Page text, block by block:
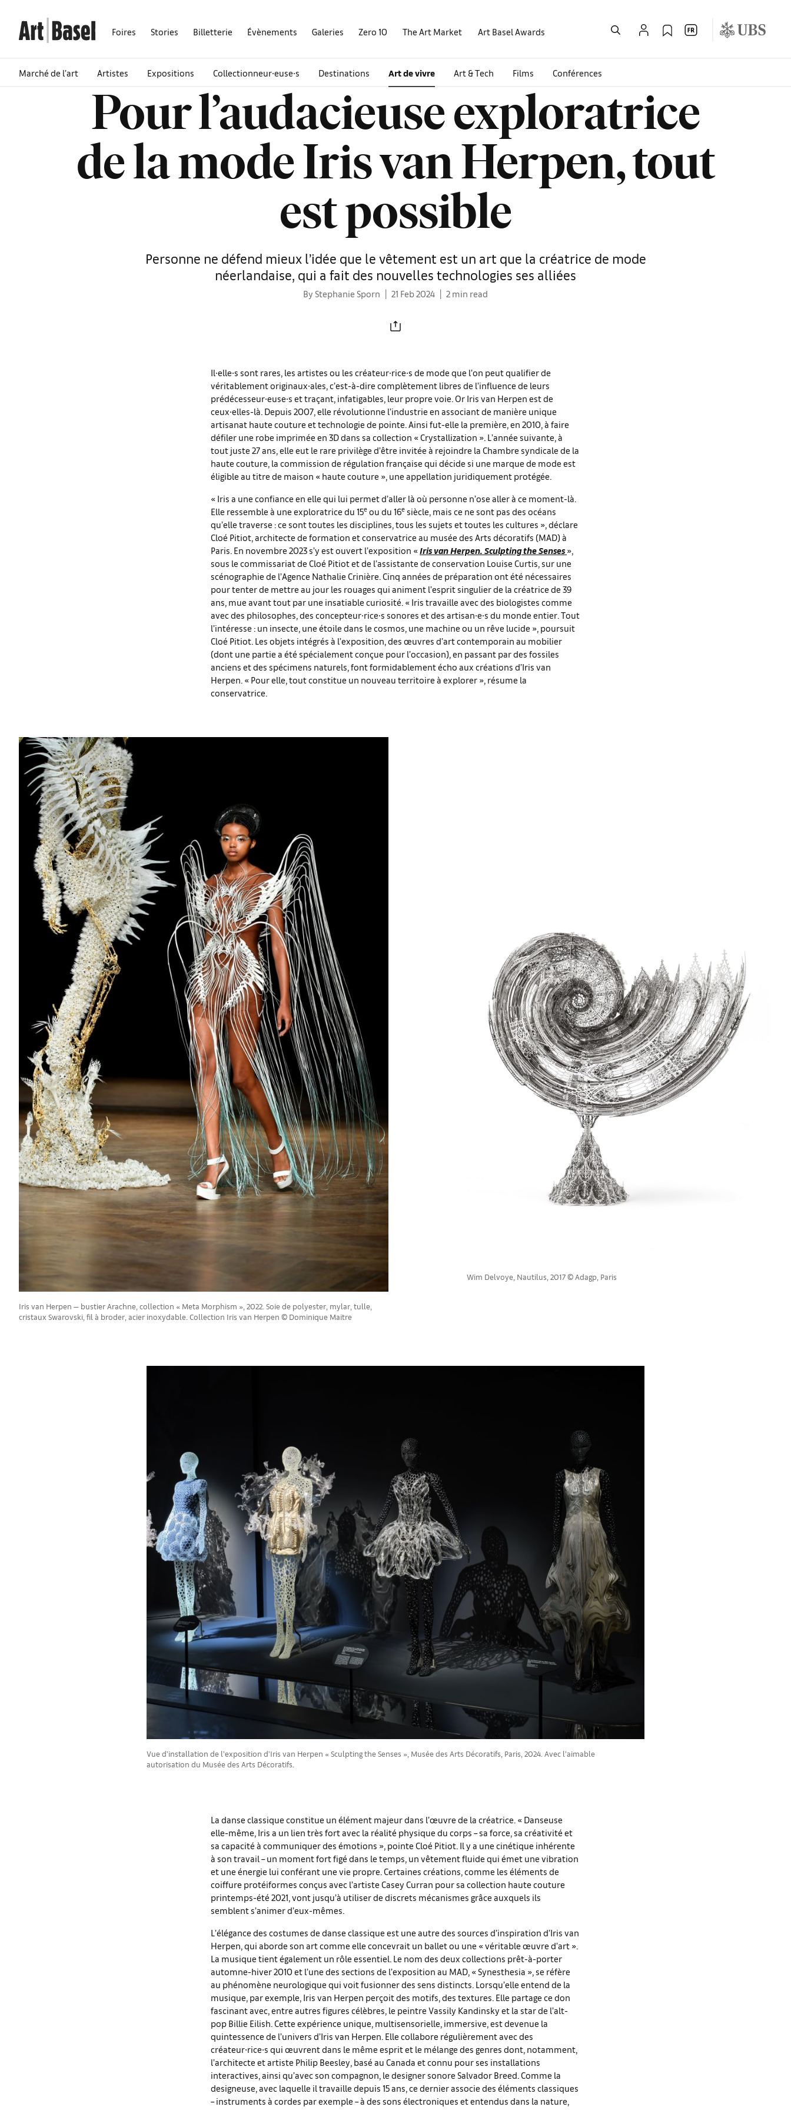
Foires Stories Billetterie Évènements Galeries Zero 10 The Art Market Art Basel Awards
Marché de l’art Artistes Expositions Collectionneur∙euse∙s Destinations Art de vivre Art & Tech Films Conférences
Pour l’audacieuse exploratrice
de la mode Iris van Herpen, tout
est possible
Personne ne défend mieux l’idée que le vêtement est un art que la créatrice de mode
néerlandaise, qui a fait des nouvelles technologies ses alliées
By Stephanie Sporn 21 Feb 2024 2 min read
Il∙elle∙s sont rares, les artistes ou les créateur∙rice∙s de mode que l’on peut qualifier de
véritablement originaux∙ales, c’est-à-dire complètement libres de l’influence de leurs
prédécesseur∙euse∙s et traçant, infatigables, leur propre voie. Or Iris van Herpen est de
ceux∙elles-là. Depuis 2007, elle révolutionne l’industrie en associant de manière unique
artisanat haute couture et technologie de pointe. Ainsi fut-elle la première, en 2010, à faire
défiler une robe imprimée en 3D dans sa collection « Crystallization ». L’année suivante, à
tout juste 27 ans, elle eut le rare privilège d’être invitée à rejoindre la Chambre syndicale de la
haute couture, la commission de régulation française qui décide si une marque de mode est
éligible au titre de maison « haute couture », une appellation juridiquement protégée.
« Iris a une confiance en elle qui lui permet d’aller là où personne n’ose aller à ce moment-là.
Elle ressemble à une exploratrice du 15e ou du 16e siècle, mais ce ne sont pas des océans
qu’elle traverse : ce sont toutes les disciplines, tous les sujets et toutes les cultures », déclare
Cloé Pitiot, architecte de formation et conservatrice au musée des Arts décoratifs (MAD) à
Paris. En novembre 2023 s’y est ouvert l’exposition «Iris van Herpen. Sculpting the Senses»,
sous le commissariat de Cloé Pitiot et de l’assistante de conservation Louise Curtis, sur une
scénographie de l’Agence Nathalie Crinière. Cinq années de préparation ont été nécessaires
pour tenter de mettre au jour les rouages qui animent l’esprit singulier de la créatrice de 39
ans, mue avant tout par une insatiable curiosité. « Iris travaille avec des biologistes comme
avec des philosophes, des concepteur∙rice∙s sonores et des artisan∙e∙s du monde entier. Tout
l’intéresse : un insecte, une étoile dans le cosmos, une machine ou un rêve lucide », poursuit
Cloé Pitiot. Les objets intégrés à l’exposition, des œuvres d’art contemporain au mobilier
(dont une partie a été spécialement conçue pour l’occasion), en passant par des fossiles
anciens et des spécimens naturels, font formidablement écho aux créations d’Iris van
Herpen. « Pour elle, tout constitue un nouveau territoire à explorer », résume la
conservatrice.
Iris van Herpen — bustier Arachne, collection « Meta Morphism », 2022. Soie de polyester, mylar, tulle,
cristaux Swarovski, fil à broder, acier inoxydable. Collection Iris van Herpen © Dominique Maitre
Wim Delvoye, Nautilus, 2017 © Adagp, Paris
Vue d’installation de l’exposition d’Iris van Herpen « Sculpting the Senses », Musée des Arts Décoratifs, Paris, 2024. Avec l’aimable
autorisation du Musée des Arts Décoratifs.
La danse classique constitue un élément majeur dans l’œuvre de la créatrice. « Danseuse
elle-même, Iris a un lien très fort avec la réalité physique du corps – sa force, sa créativité et
sa capacité à communiquer des émotions », pointe Cloé Pitiot. Il y a une cinétique inhérente
à son travail – un moment fort figé dans le temps, un vêtement fluide qui émet une vibration
et une énergie lui conférant une vie propre. Certaines créations, comme les éléments de
coiffure protéiformes conçus avec l’artiste Casey Curran pour sa collection haute couture
printemps-été 2021, vont jusqu’à utiliser de discrets mécanismes grâce auxquels ils
semblent s’animer d’eux-mêmes.
L’élégance des costumes de danse classique est une autre des sources d’inspiration d’Iris van
Herpen, qui aborde son art comme elle concevrait un ballet ou une « véritable œuvre d’art ».
La musique tient également un rôle essentiel. Le nom des deux collections prêt-à-porter
automne-hiver 2010 et l’une des sections de l’exposition au MAD, « Synesthesia », se réfère
au phénomène neurologique qui voit fusionner des sens distincts. Lorsqu’elle entend de la
musique, par exemple, Iris van Herpen perçoit des motifs, des textures. Elle partage ce don
fascinant avec, entre autres figures célèbres, le peintre Vassily Kandinsky et la star de l’alt-
pop Billie Eilish. Cette expérience unique, multisensorielle, immersive, est devenue la
quintessence de l’univers d’Iris van Herpen. Elle collabore régulièrement avec des
créateur∙rice∙s qui œuvrent dans le même esprit et le mélange des genres dont, notamment,
l’architecte et artiste Philip Beesley, basé au Canada et connu pour ses installations
interactives, ainsi qu’avec son compagnon, le designer sonore Salvador Breed. Comme la
designeuse, avec laquelle il travaille depuis 15 ans, ce dernier associe des éléments classiques
– instruments à cordes par exemple – à des sons électroniques et entendus dans la nature,